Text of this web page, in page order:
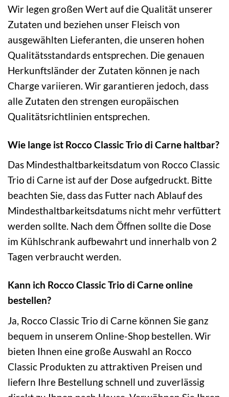
Wir legen großen Wert auf die Qualität unserer
Zutaten und beziehen unser Fleisch von
ausgewählten Lieferanten, die unseren hohen
Qualitätsstandards entsprechen. Die genauen
Herkunftsländer der Zutaten können je nach
Charge variieren. Wir garantieren jedoch, dass
alle Zutaten den strengen europäischen
Qualitätsrichtlinien entsprechen.
Wie lange ist Rocco Classic Trio di Carne haltbar?
Das Mindesthaltbarkeitsdatum von Rocco Classic
Trio di Carne ist auf der Dose aufgedruckt. Bitte
beachten Sie, dass das Futter nach Ablauf des
Mindesthaltbarkeitsdatums nicht mehr verfüttert
werden sollte. Nach dem Öffnen sollte die Dose
im Kühlschrank aufbewahrt und innerhalb von 2
Tagen verbraucht werden.
Kann ich Rocco Classic Trio di Carne online
bestellen?
Ja, Rocco Classic Trio di Carne können Sie ganz
bequem in unserem Online-Shop bestellen. Wir
bieten Ihnen eine große Auswahl an Rocco
Classic Produkten zu attraktiven Preisen und
liefern Ihre Bestellung schnell und zuverlässig